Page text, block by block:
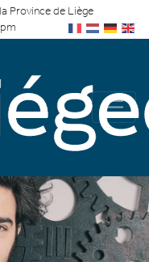
Province de Liège